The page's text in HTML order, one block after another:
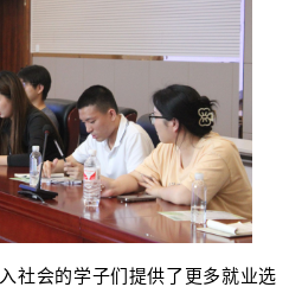
社会的学子们提供了更多就业选